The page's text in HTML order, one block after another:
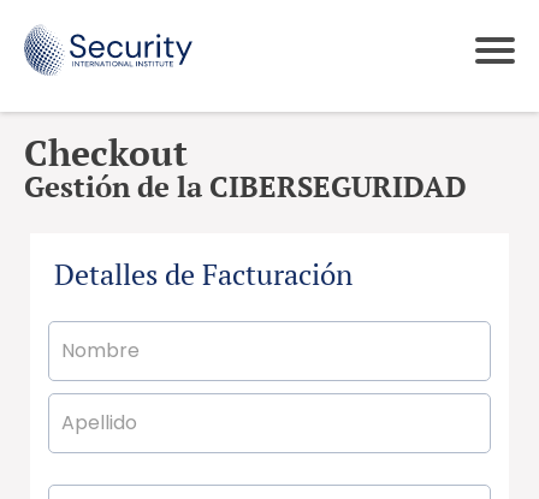
Checkout
Gestión de la CIBERSEGURIDAD
Detalles de Facturación